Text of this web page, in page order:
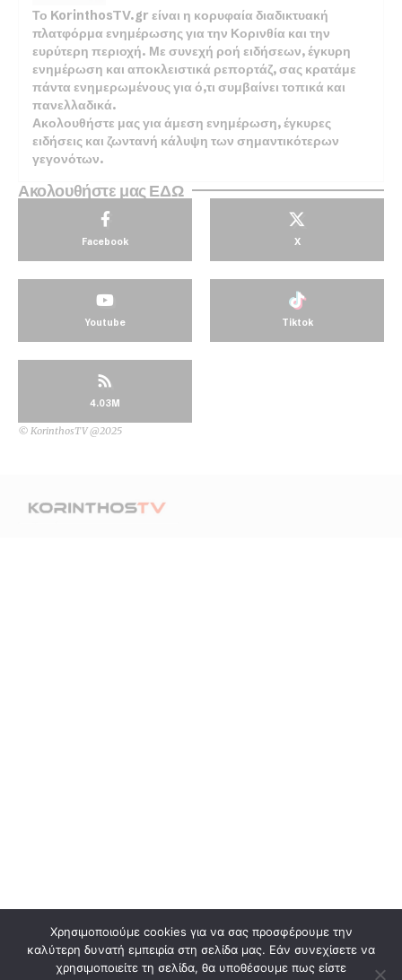
Το KorinthosTV.gr είναι η κορυφαία διαδικτυακή
πλατφόρμα ενημέρωσης για την Κορινθία και την
ευρύτερη περιοχή. Με συνεχή ροή ειδήσεων, έγκυρη
ενημέρωση και αποκλειστικά ρεπορτάζ, σας κρατάμε
πάντα ενημερωμένους για ό,τι συμβαίνει τοπικά και
πανελλαδικά.
Ακολουθήστε μας για άμεση ενημέρωση, έγκυρες
ειδήσεις και ζωντανή κάλυψη των σημαντικότερων
γεγονότων.
Ακολουθήστε μας ΕΔΩ
Facebook X
Youtube Tiktok
4.03M
© KorinthosTV @2025
Χρησιμοποιούμε cookies για να σας προσφέρουμε την
καλύτερη δυνατή εμπειρία στη σελίδα μας. Εάν συνεχίσετε να
χρησιμοποιείτε τη σελίδα, θα υποθέσουμε πως είστε